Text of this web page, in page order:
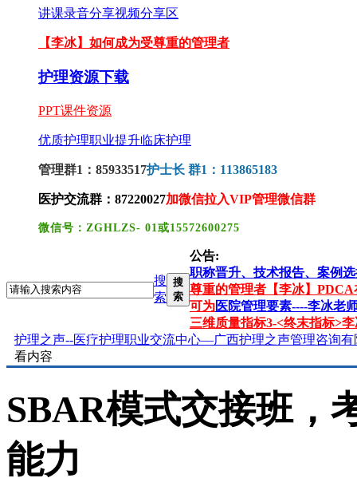
讲课录音分享视频分享区
【李冰】如何成为受尊重的管理者
护理资源下载
PPT课件资源
优质护理职业提升临床护理
管理群1：85933517护士长 群1：113865183
医护交流群：87220027加微信拉入VIP管理微信群
微信号：ZGHLZS- 01或15572600275
搜
索
搜
索
公告:
职称晋升、技术报告、案例
尊重的管理者 【李冰】
可为医院管理要素----李冰老
三维质量指标3-<终末指标>李
护理之声--医疗护理职业交流中心—广西护理之声管理咨询有
看内容
SBAR模式交接班，
能力